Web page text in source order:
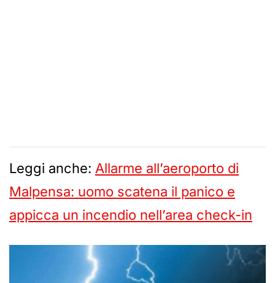
Leggi anche: Allarme all’aeroporto di
Malpensa: uomo scatena il panico e
appicca un incendio nell’area check-in